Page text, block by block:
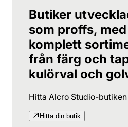
Butiker
som proffs,
komplett
från färg och
kulörval och
Hitta Alcro Studio-
Hitta din butik